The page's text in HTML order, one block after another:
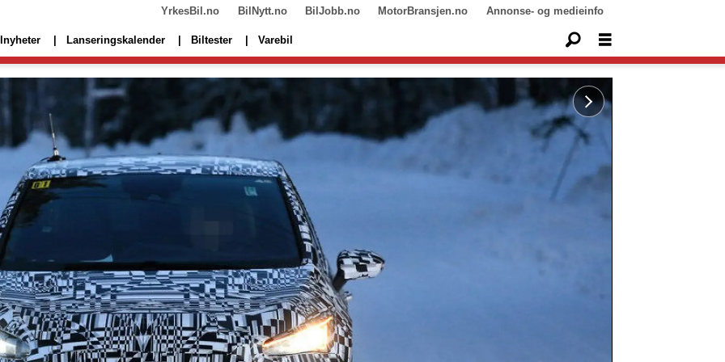
YrkesBil.no BilNytt.no BilJobb.no MotorBransjen.no Annonse- og medieinfo
Lanseringskalender Biltester Varebil